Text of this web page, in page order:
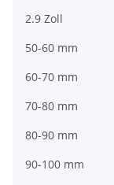
2.9 Zoll
50-60 mm
60-70 mm
70-80 mm
80-90 mm
90-100 mm